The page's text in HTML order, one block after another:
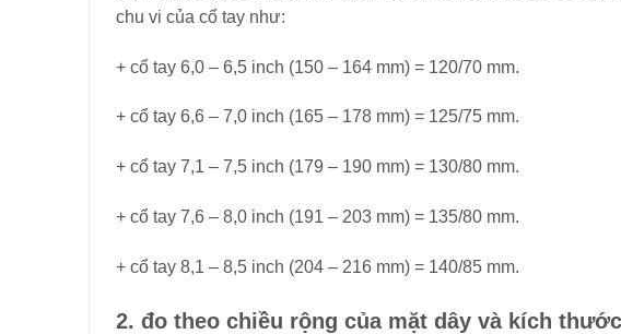
chu vi của cổ tay như:
+ cổ tay 6,0 – 6,5 inch (150 – 164 mm) = 120/70 mm.
+ cổ tay 6,6 – 7,0 inch (165 – 178 mm) = 125/75 mm.
+ cổ tay 7,1 – 7,5 inch (179 – 190 mm) = 130/80 mm.
+ cổ tay 7,6 – 8,0 inch (191 – 203 mm) = 135/80 mm.
+ cổ tay 8,1 – 8,5 inch (204 – 216 mm) = 140/85 mm.
2. đo theo chiều rộng của mặt dây và kích